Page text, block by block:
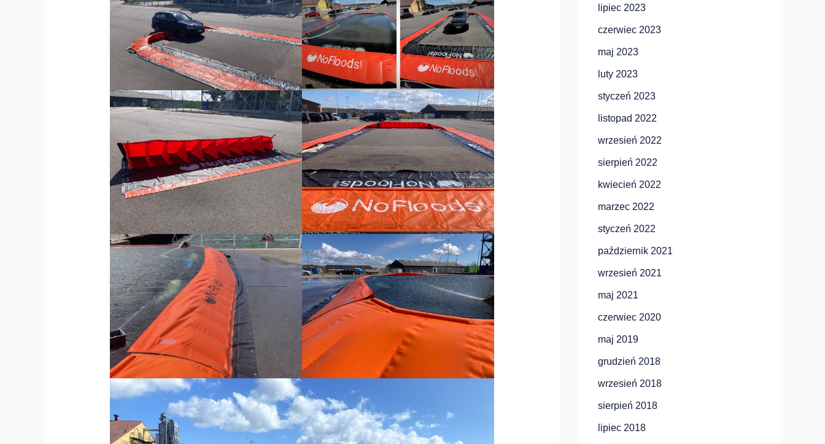
lipiec 2023
czerwiec 2023
maj 2023
luty 2023
styczeń 2023
listopad 2022
wrzesień 2022
sierpień 2022
kwiecień 2022
marzec 2022
styczeń 2022
październik 2021
wrzesień 2021
maj 2021
czerwiec 2020
maj 2019
grudzień 2018
wrzesień 2018
sierpień 2018
lipiec 2018